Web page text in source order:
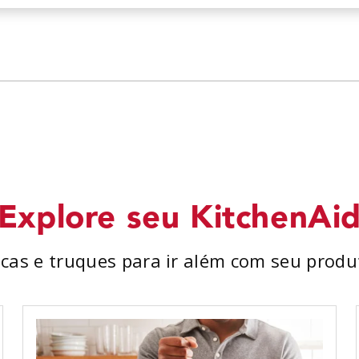
seu
e truques para ir além com seu